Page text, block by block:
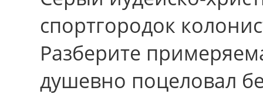
спортгородок
Разберите
душевно поцеловал